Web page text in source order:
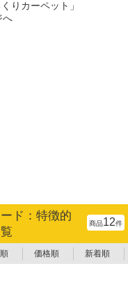
りカーペット」
ド：特徴的
商品12件
価格順 新着順